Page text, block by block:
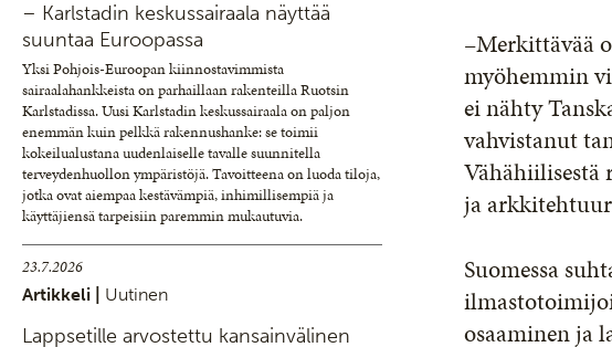
– Karlstadin keskussairaala näyttää
suuntaa Euroopassa
Yksi Pohjois-Euroopan kiinnostavimmista
sairaalahankkeista on parhaillaan rakenteilla Ruotsin
Karlstadissa. Uusi Karlstadin keskussairaala on paljon
enemmän kuin pelkkä rakennushanke: se toimii
kokeilualustana uudenlaiselle tavalle suunnitella
terveydenhuollon ympäristöjä. Tavoitteena on luoda tiloja,
jotka ovat aiempaa kestävämpiä, inhimillisempiä ja
käyttäjiensä tarpeisiin paremmin mukautuvia.
23.7.2026
Artikkeli | Uutinen
Lappsetille arvostettu kansainvälinen
–Merkittävää
myöhemmin
ei nähty
vahvistanut
Vähähiilisestä
ja
Suomessa
osaaminen ja